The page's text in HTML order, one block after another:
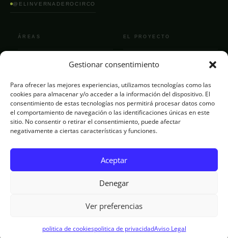
Gestionar consentimiento
Para ofrecer las mejores experiencias, utilizamos tecnologías como las
cookies para almacenar y/o acceder a la información del dispositivo. El
consentimiento de estas tecnologías nos permitirá procesar datos como
el comportamiento de navegación o las identificaciones únicas en este
sitio. No consentir o retirar el consentimiento, puede afectar
negativamente a ciertas características y funciones.
Aceptar
Denegar
Ver preferencias
politica de cookiespolitica de privacidadAviso Legal
@ELINVERNADEROCIRCO
ÁREAS
Espacio Pro
Residencias
Programación
Convocatoria
EL PROYECTO
Quiénes somos
El equipo
Actualidad
Contacto